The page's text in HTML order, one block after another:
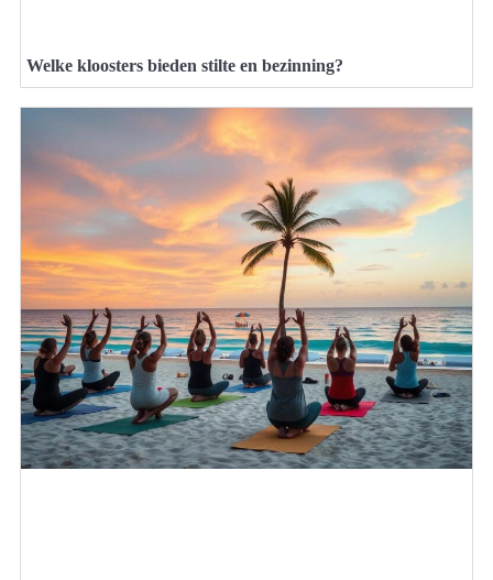
Welke kloosters bieden stilte en bezinning?